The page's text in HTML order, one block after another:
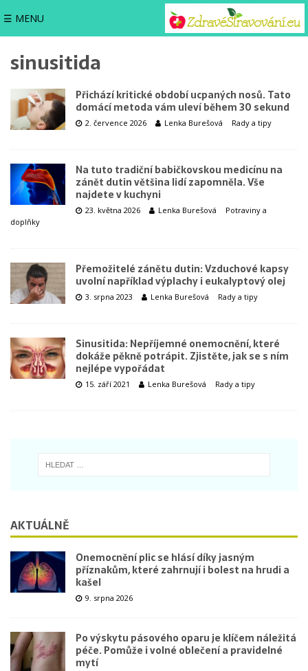
☰ MENU
sinusitida
Přichází kritické období ucpaných nosů. Tato
domácí metoda vám uleví během 30 sekund
2. července 2026 Lenka Burešová Rady a tipy
Na tuto tradiční babičkovskou medicínu na
zánět dutin většina lidí zapomněla. Vše
najdete v kuchyni
23. května 2026 Lenka Burešová
Potraviny a
doplňky
Přemožitelé zánětu dutin: Vzduchové kapsy
uvolní například výplachy i eukalyptový olej
3. srpna 2023 Lenka Burešová Rady a tipy
Sinusitida: Nepříjemné onemocnění, které
dokáže pěkně potrápit. Zjistěte, jak se s ním
nejlépe vypořádat
15. září 2021 Lenka Burešová Rady a tipy
AKTUÁLNĚ
Onemocnění plic se hlásí díky jasným
příznakům, které zahrnují i bolest na hrudi a
kašel
9. srpna 2026
Po výskytu pásového oparu je klíčem náležitá
péče. Pomůže i volné oblečení a pravidelné
mytí